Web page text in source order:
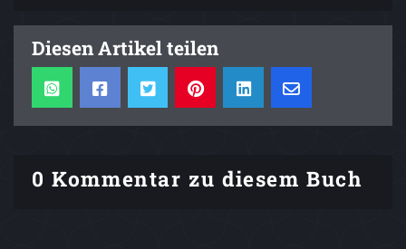
Diesen Artikel teilen
0 Kommentar zu diesem Buch